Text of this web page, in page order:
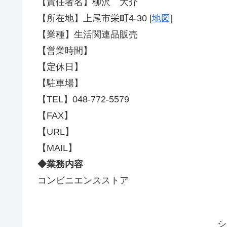
【所在地】上尾市栄町4-30 [地図]
【業種】生活関連品販売
【営業時間】
【定休日】
【駐車場】
【TEL】048-772-5579
【FAX】
【URL】
【MAIL】
◆業務内容
コンビニエンスストア